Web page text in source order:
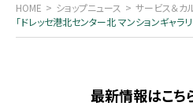
HOME ショップニュース
サービス＆カ
「ドレッセ港北センター北 マンションギャラ
最新情報はこち